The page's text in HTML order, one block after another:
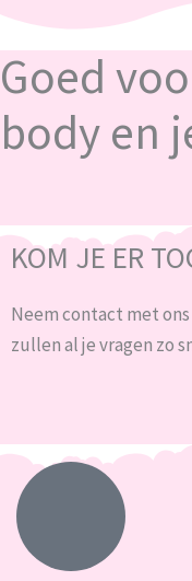
Goed
body en
KOM JE ER
Neem contact met
zullen al je vragen zo